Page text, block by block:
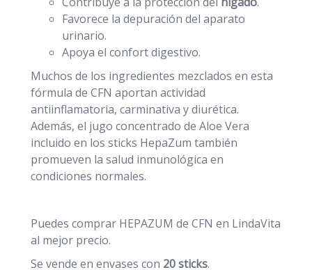
Favorece la depuración del aparato
urinario.
Apoya el confort digestivo.
Muchos de los ingredientes mezclados en esta
fórmula de CFN aportan actividad
antiinflamatoria, carminativa y diurética.
Además, el jugo concentrado de Aloe Vera
incluido en los sticks HepaZum también
promueven la salud inmunológica en
condiciones normales.
Puedes comprar HEPAZUM de CFN en LindaVita
al mejor precio.
Se vende en envases con 20 sticks.